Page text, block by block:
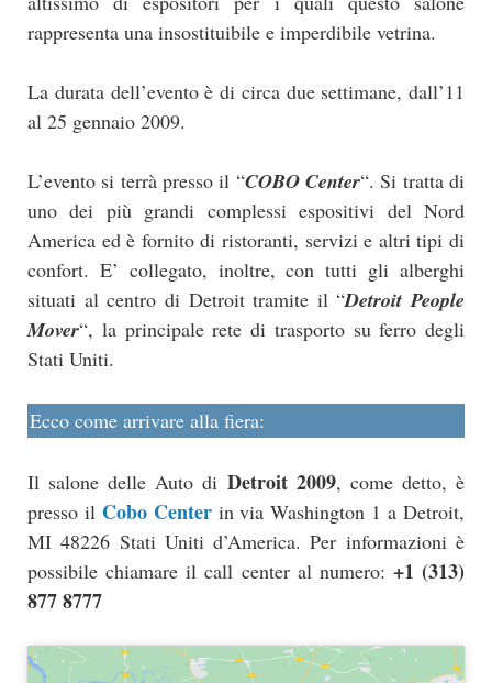
rappresenta una insostituibile e imperdibile vetrina.
La durata dell’evento è di circa due settimane, dall’11
al 25 gennaio 2009.
L’evento si terrà presso il “COBO Center“. Si tratta di
uno dei più grandi complessi espositivi del Nord
America ed è fornito di ristoranti, servizi e altri tipi di
confort. E’ collegato, inoltre, con tutti gli alberghi
situati al centro di Detroit tramite il “Detroit People
Mover“, la principale rete di trasporto su ferro degli
Stati Uniti.
Ecco come arrivare alla fiera:
Il salone delle Auto di Detroit 2009, come detto, è
presso il Cobo Centerin via Washington 1 a Detroit,
MI 48226 Stati Uniti d’America. Per informazioni è
possibile chiamare il call center al numero: +1 (313)
877 8777